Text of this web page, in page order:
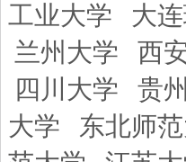
工业大学
大
兰州大学
西
四川大学
贵
大学
东北师